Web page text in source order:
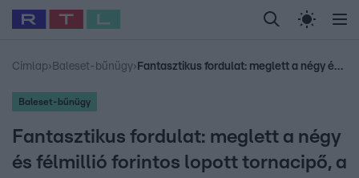
Legfrissebb RTL Híradó Randi Celeb vagyok,
Babits Marcella Most Wanted Gallusz
Címlap› Baleset-bűnügy› Fantasztikus fordulat: meglett a négy és félmillió forintos lopott tornacipő, a Magyar Postánál foglalták le
Baleset-bűnügy
Fantasztikus fordulat: meglett a négy
és félmillió forintos lopott tornacipő, a